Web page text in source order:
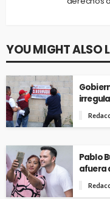
YOU MIGHT ALSO
Pablo
afuera